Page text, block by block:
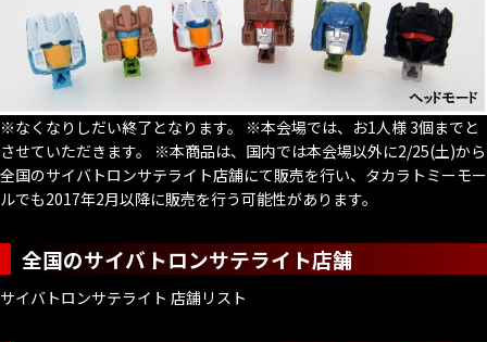
※なくなりしだい終了となります。 ※本会場では、お1人様 3個までと
させていただきます。 ※本商品は、国内では本会場以外に2/25(土)から
全国のサイバトロンサテライト店舗にて販売を行い、タカラトミーモー
ルでも2017年2月以降に販売を行う可能性があります。
全国のサイバトロンサテライト店舗
サイバトロンサテライト 店舗リスト